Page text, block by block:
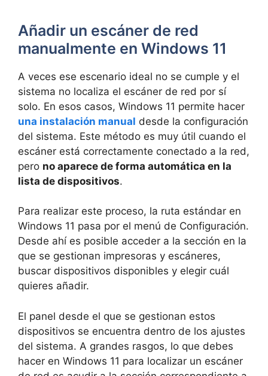
Añadir un escáner de red
manualmente en Windows 11
A veces ese escenario ideal no se cumple y el
sistema no localiza el escáner de red por sí
solo. En esos casos, Windows 11 permite hacer
una instalación manual desde la configuración
del sistema. Este método es muy útil cuando el
escáner está correctamente conectado a la red,
pero no aparece de forma automática en la
lista de dispositivos.
Para realizar este proceso, la ruta estándar en
Windows 11 pasa por el menú de Configuración.
Desde ahí es posible acceder a la sección en la
que se gestionan impresoras y escáneres,
buscar dispositivos disponibles y elegir cuál
quieres añadir.
El panel desde el que se gestionan estos
dispositivos se encuentra dentro de los ajustes
del sistema. A grandes rasgos, lo que debes
hacer en Windows 11 para localizar un escáner